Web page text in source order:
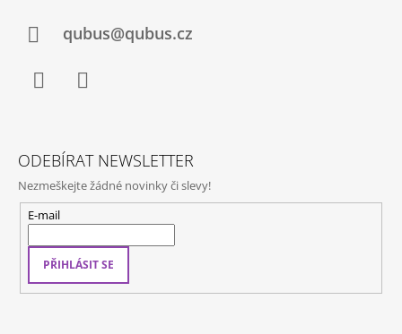
qubus@qubus.cz
ODEBÍRAT NEWSLETTER
Nezmeškejte žádné novinky či slevy!
E-mail
PŘIHLÁSIT SE